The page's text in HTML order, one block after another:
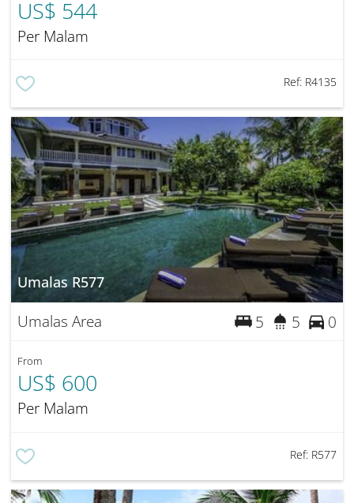
US$ 544
Per Malam
Ref: R4135
Umalas R577
Umalas Area 5 5 0
From
US$ 600
Per Malam
Ref: R577